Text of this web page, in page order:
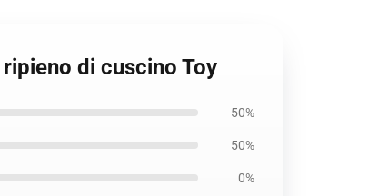
di cuscino Toy
50%
50%
0%